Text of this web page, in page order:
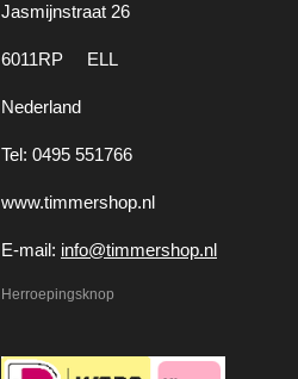
Jasmijnstraat 26
6011RP ELL
Nederland
Tel: 0495 551766
www.timmershop.nl
E-mail: info@timmershop.nl
Herroepingsknop